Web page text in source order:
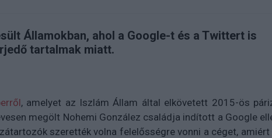
Államokban, ahol a Google-t és a Twittert is
tartalmak miatt.
, amelyet az Iszlám Állam által elkövetett 2015-ös
megölt Nohemi González családja indított a Google
szerették volna felelősségre vonni a céget, amiért